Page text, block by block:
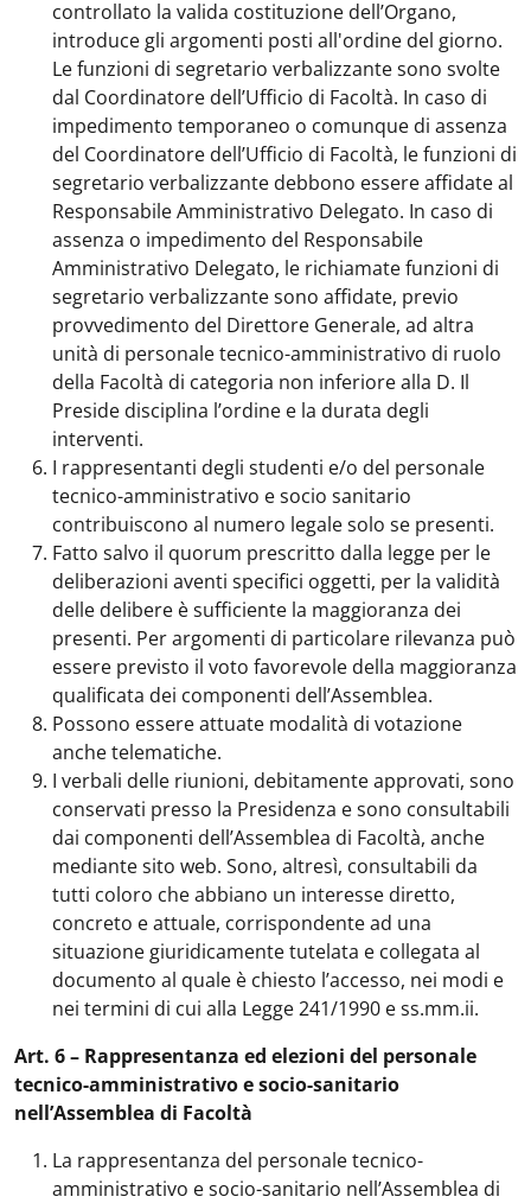
controllato la valida costituzione dell’Organo,
introduce gli argomenti posti all'ordine del giorno.
Le funzioni di segretario verbalizzante sono svolte
dal Coordinatore dell’Ufficio di Facoltà. In caso di
impedimento temporaneo o comunque di assenza
del Coordinatore dell’Ufficio di Facoltà, le funzioni di
segretario verbalizzante debbono essere affidate al
Responsabile Amministrativo Delegato. In caso di
assenza o impedimento del Responsabile
Amministrativo Delegato, le richiamate funzioni di
segretario verbalizzante sono affidate, previo
provvedimento del Direttore Generale, ad altra
unità di personale tecnico-amministrativo di ruolo
della Facoltà di categoria non inferiore alla D. Il
Preside disciplina l’ordine e la durata degli
interventi.
I rappresentanti degli studenti e/o del personale
tecnico-amministrativo e socio sanitario
contribuiscono al numero legale solo se presenti.
Fatto salvo il quorum prescritto dalla legge per le
deliberazioni aventi specifici oggetti, per la validità
delle delibere è sufficiente la maggioranza dei
presenti. Per argomenti di particolare rilevanza può
essere previsto il voto favorevole della maggioranza
qualificata dei componenti dell’Assemblea.
Possono essere attuate modalità di votazione
anche telematiche.
I verbali delle riunioni, debitamente approvati, sono
conservati presso la Presidenza e sono consultabili
dai componenti dell’Assemblea di Facoltà, anche
mediante sito web. Sono, altresì, consultabili da
tutti coloro che abbiano un interesse diretto,
concreto e attuale, corrispondente ad una
situazione giuridicamente tutelata e collegata al
documento al quale è chiesto l’accesso, nei modi e
nei termini di cui alla Legge 241/1990 e ss.mm.ii.
Art. 6 – Rappresentanza ed elezioni del personale
tecnico-amministrativo e socio-sanitario
nell’Assemblea di Facoltà
La rappresentanza del personale tecnico-
amministrativo e socio-sanitario nell’Assemblea di